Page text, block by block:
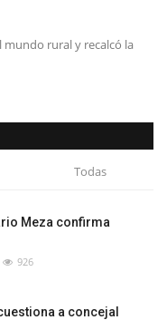
rural y recalcó la
Todas
Meza confirma
926
a concejal